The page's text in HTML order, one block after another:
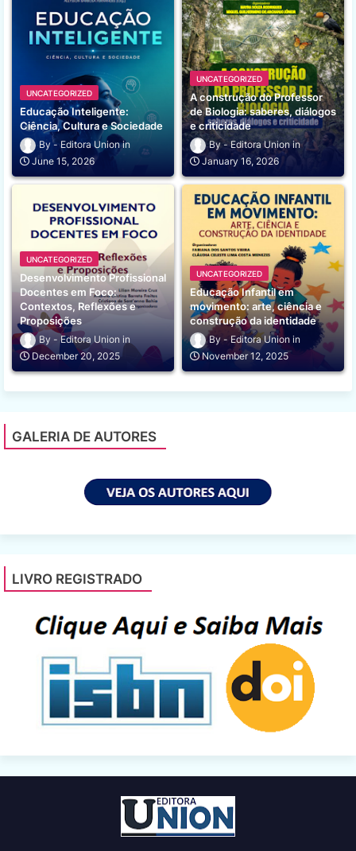
UNCATEGORIZED
Educação Inteligente:
Ciência, Cultura e Sociedade
Editora Union
June 15, 2026
UNCATEGORIZED
A construção do Professor
de Biologia: saberes, diálogos
e criticidade
Editora Union
January 16, 2026
UNCATEGORIZED
Desenvolvimento Profissional
Docentes em Foco:
Contextos, Reflexões e
Proposições
Editora Union
December 20, 2025
UNCATEGORIZED
Educação Infantil em
movimento: arte, ciência e
construção da identidade
Editora Union
November 12, 2025
GALERIA DE AUTORES
LIVRO REGISTRADO